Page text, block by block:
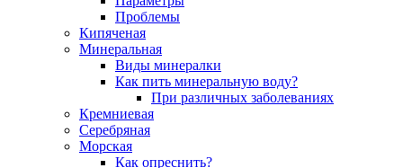
Проблемы
Кипяченая
Минеральная
Виды минералки
Как пить минеральную воду?
При различных заболеваниях
Кремниевая
Серебряная
Морская
Как опреснить?